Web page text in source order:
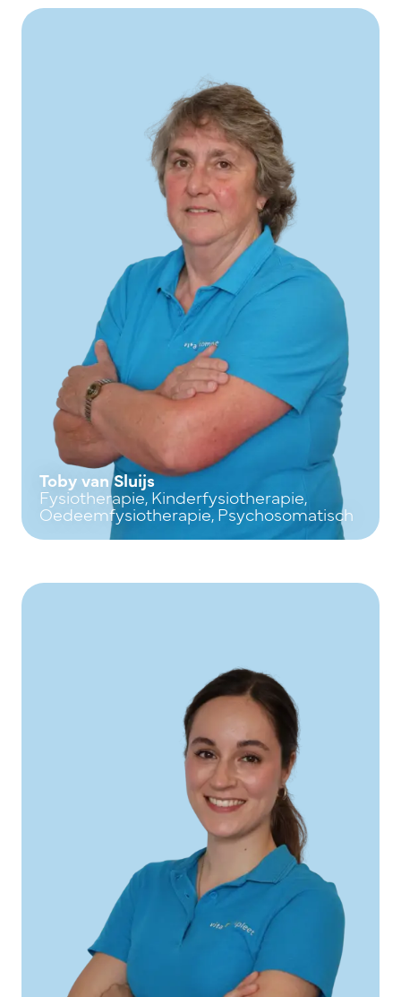
Toby van Sluijs
Fysiotherapie, Kinderfysiotherapie,
Oedeemfysiotherapie, Psychosomatisch